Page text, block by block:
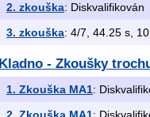
2. zkouška: Diskvalifikován
3. zkouška: 4/7, 44.25 s,
Kladno - Zkoušky
1. Zkouška MA1: